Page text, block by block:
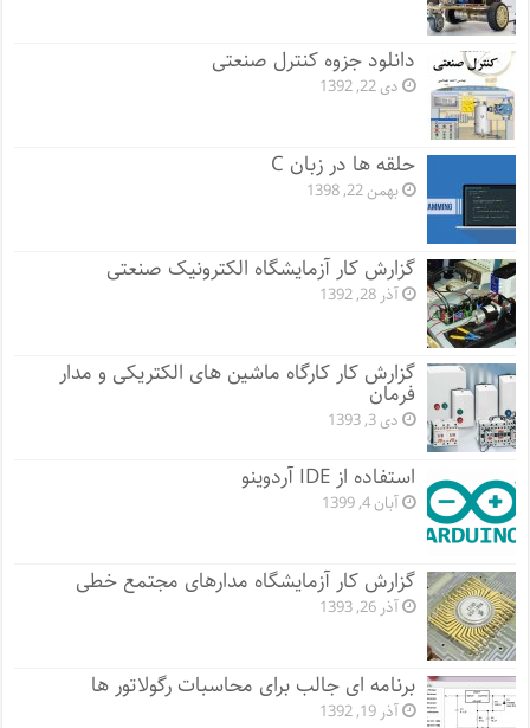
دانلود جزوه کنترل صنعتی
دی 22, 1392
حلقه ها در زبان C
بهمن 22, 1398
گزارش کار آزمایشگاه الکترونیک صنعتی
آذر 28, 1392
گزارش کار کارگاه ماشین های الکتریکی و مدار
فرمان
دی 3, 1393
استفاده از IDE آردوینو
آبان 4, 1399
گزارش کار آزمایشگاه مدارهای مجتمع خطی
آذر 26, 1393
برنامه ای جالب برای محاسبات رگولاتور ها
آذر 19, 1392